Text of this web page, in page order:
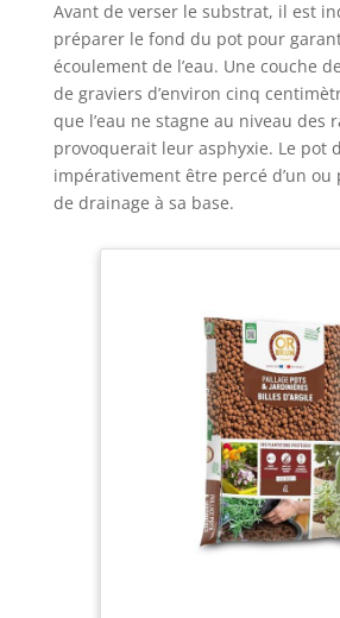
européenne : le pot de fleurs
Europe et convainc par sa
supérieure. La construction
longue durée de vie en intérieur
Facile d'entretien et pratique : la
facilement nettoyée avec un
construction en plastique est
lourds en céramique ou en
Avant de verser le substrat, il est
préparer le fond du pot pour
écoulement de l’eau. Une couche
de graviers d’environ cinq
que l’eau ne stagne au niveau des
provoquerait leur asphyxie. Le pot
impérativement être percé d’un
de drainage à sa base.